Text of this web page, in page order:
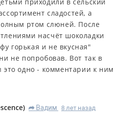
сладостей, а
ртом слюней. После
насчёт шоколадки
горькая и не вкусная"
не попробовав. Вот так в
одно - комментарии к ним
) R Вадим 8 лет назад